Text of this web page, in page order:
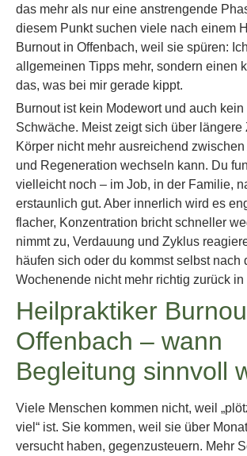
das mehr als nur eine anstrengende
diesem Punkt suchen viele nach einem
Burnout in Offenbach, weil sie spüren:
allgemeinen Tipps mehr, sondern einen
das, was bei mir gerade kippt.
Burnout ist kein Modewort und auch
Schwäche. Meist zeigt sich über längere
Körper nicht mehr ausreichend
und Regeneration wechseln kann. Du
vielleicht noch – im Job, in der Familie,
erstaunlich gut. Aber innerlich wird es
flacher, Konzentration bricht schneller
nimmt zu, Verdauung und Zyklus
häufen sich oder du kommst selbst nach
Wochenende nicht mehr richtig zurück in
Heilpraktiker
Offenbach – wann
Begleitung sinnvoll
Viele Menschen kommen nicht, weil
viel“ ist. Sie kommen, weil sie über
versucht haben, gegenzusteuern. Mehr